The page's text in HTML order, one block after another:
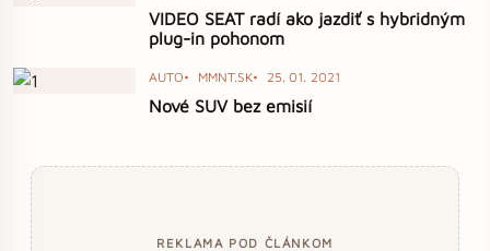
VIDEO SEAT radí ako jazdiť s hybridným
plug-in pohonom
AUTO MMNT.SK 25. 01. 2021
Nové SUV bez emisií
REKLAMA POD ČLÁNKOM